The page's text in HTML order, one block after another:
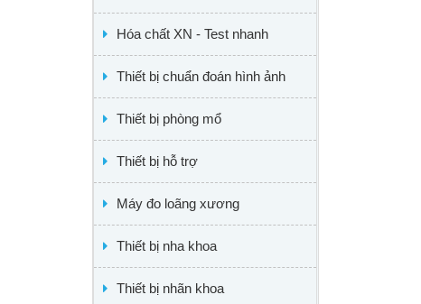
Hóa chất XN - Test nhanh
Thiết bị chuẩn đoán hình ảnh
Thiết bị phòng mổ
Thiết bị hỗ trợ
Máy đo loãng xương
Thiết bị nha khoa
Thiết bị nhãn khoa